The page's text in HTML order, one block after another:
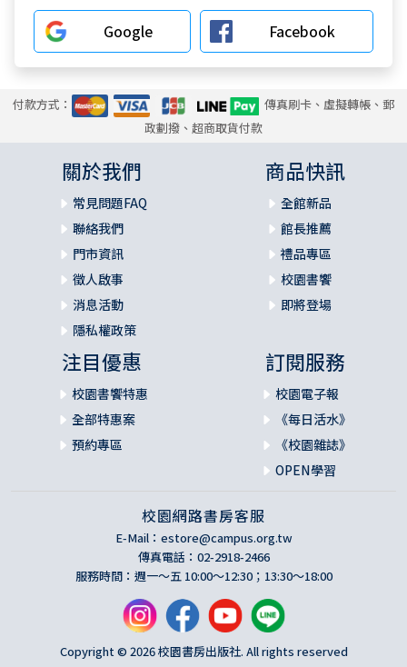
Google Facebook
付款方式：
傳真刷卡、虛擬轉帳、郵
政劃撥、超商取貨付款
關於我們
常見問題FAQ
聯絡我們
門市資訊
徵人啟事
消息活動
隱私權政策
商品快訊
全館新品
館長推薦
禮品專區
校園書饗
即將登場
注目優惠
校園書饗特惠
全部特惠案
預約專區
訂閱服務
校園電子報
《每日活水》
《校園雜誌》
OPEN學習
校園網路書房客服
E-Mail： estore@campus.org.tw
傳真電話：02-2918-2466
服務時間：週一～五 10:00～12:30；13:30～18:00
Copyright © 2026 校園書房出版社. All rights reserved